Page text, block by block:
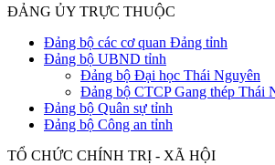
ĐẢNG ỦY TRỰC THUỘC
Đảng bộ các cơ quan Đảng tỉnh
Đảng bộ UBND tỉnh
Đảng bộ Đại học Thái Nguyên
Đảng bộ CTCP Gang thép Thái
Đảng bộ Quân sự tỉnh
Đảng bộ Công an tỉnh
TỔ CHỨC CHÍNH TRỊ - XÃ HỘI